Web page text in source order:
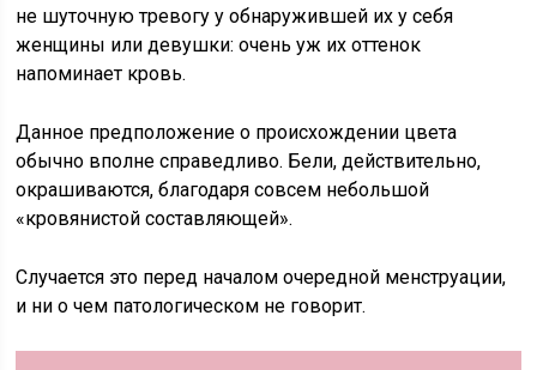
не шуточную тревогу у обнаружившей их у себя
женщины или девушки: очень уж их оттенок
напоминает кровь.
Данное предположение о происхождении цвета
обычно вполне справедливо. Бели, действительно,
окрашиваются, благодаря совсем небольшой
«кровянистой составляющей».
Случается это перед началом очередной менструации,
и ни о чем патологическом не говорит.